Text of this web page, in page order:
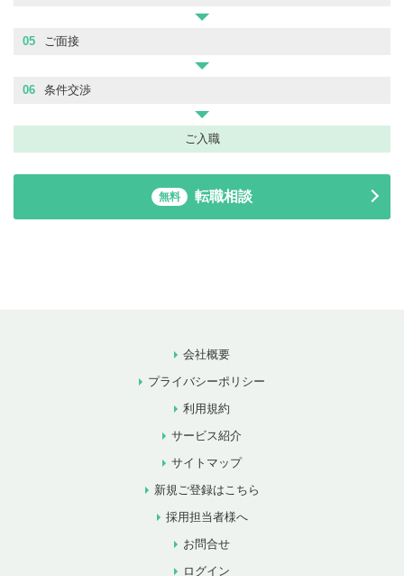
05 ご面接
06 条件交渉
ご入職
無料 転職相談
会社概要
プライバシーポリシー
利用規約
サービス紹介
サイトマップ
新規ご登録はこちら
採用担当者様へ
お問合せ
ログイン